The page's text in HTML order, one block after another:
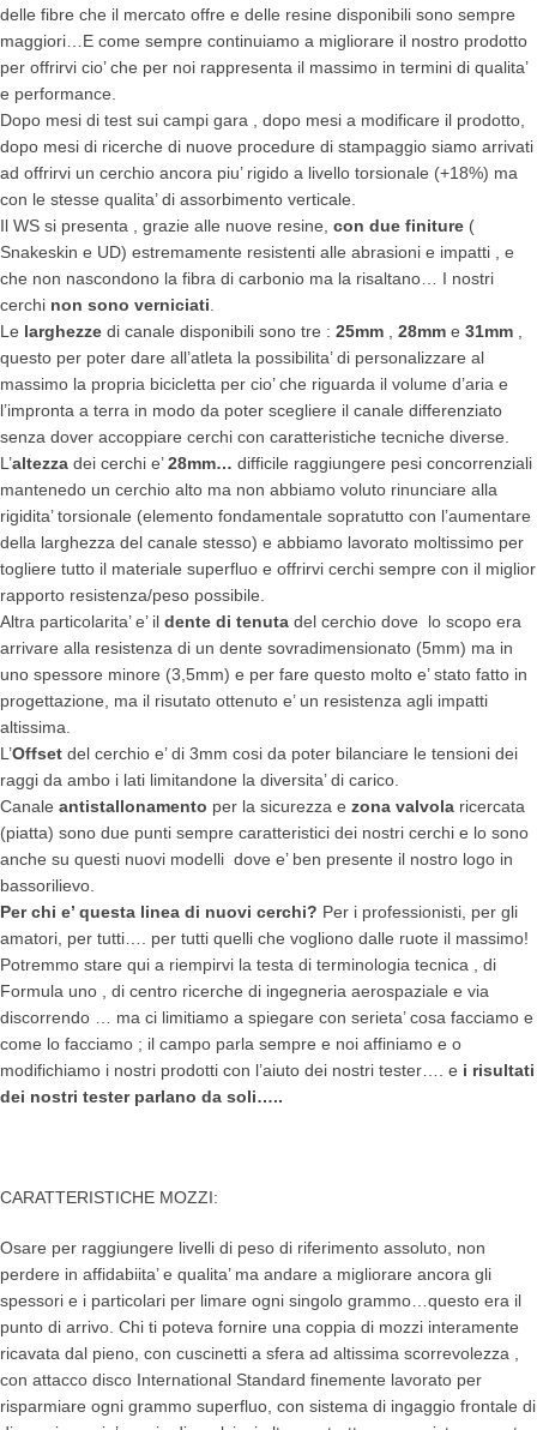
delle fibre che il mercato offre e delle resine disponibili sono sempre
maggiori…E come sempre continuiamo a migliorare il nostro prodotto
per offrirvi cio’ che per noi rappresenta il massimo in termini di qualita’
e performance.
Dopo mesi di test sui campi gara , dopo mesi a modificare il prodotto,
dopo mesi di ricerche di nuove procedure di stampaggio siamo arrivati
ad offrirvi un cerchio ancora piu’ rigido a livello torsionale (+18%) ma
con le stesse qualita’ di assorbimento verticale.
Il WS si presenta , grazie alle nuove resine, con due finiture (
Snakeskin e UD) estremamente resistenti alle abrasioni e impatti , e
che non nascondono la fibra di carbonio ma la risaltano… I nostri
cerchi non sono verniciati.
Le larghezze di canale disponibili sono tre : 25mm , 28mm e 31mm ,
questo per poter dare all’atleta la possibilita’ di personalizzare al
massimo la propria bicicletta per cio’ che riguarda il volume d’aria e
l’impronta a terra in modo da poter scegliere il canale differenziato
senza dover accoppiare cerchi con caratteristiche tecniche diverse.
L’altezza dei cerchi e’28mm… difficile raggiungere pesi concorrenziali
mantenedo un cerchio alto ma non abbiamo voluto rinunciare alla
rigidita’ torsionale (elemento fondamentale sopratutto con l’aumentare
della larghezza del canale stesso) e abbiamo lavorato moltissimo per
togliere tutto il materiale superfluo e offrirvi cerchi sempre con il miglior
rapporto resistenza/peso possibile.
Altra particolarita’ e’ il dente di tenuta del cerchio dove lo scopo era
arrivare alla resistenza di un dente sovradimensionato (5mm) ma in
uno spessore minore (3,5mm) e per fare questo molto e’ stato fatto in
progettazione, ma il risutato ottenuto e’ un resistenza agli impatti
altissima.
L’Offset del cerchio e’ di 3mm cosi da poter bilanciare le tensioni dei
raggi da ambo i lati limitandone la diversita’ di carico.
Canale antistallonamento per la sicurezza e zona valvola ricercata
(piatta) sono due punti sempre caratteristici dei nostri cerchi e lo sono
anche su questi nuovi modelli dove e’ ben presente il nostro logo in
bassorilievo.
Per chi e’ questa linea di nuovi cerchi? Per i professionisti, per gli
amatori, per tutti…. per tutti quelli che vogliono dalle ruote il massimo!
Potremmo stare qui a riempirvi la testa di terminologia tecnica , di
Formula uno , di centro ricerche di ingegneria aerospaziale e via
discorrendo … ma ci limitiamo a spiegare con serieta’ cosa facciamo e
come lo facciamo ; il campo parla sempre e noi affiniamo e o
modifichiamo i nostri prodotti con l’aiuto dei nostri tester…. e i risultati
dei nostri tester parlano da soli…..
CARATTERISTICHE MOZZI:
Osare per raggiungere livelli di peso di riferimento assoluto, non
perdere in affidabiita’ e qualita’ ma andare a migliorare ancora gli
spessori e i particolari per limare ogni singolo grammo…questo era il
punto di arrivo. Chi ti poteva fornire una coppia di mozzi interamente
ricavata dal pieno, con cuscinetti a sfera ad altissima scorrevolezza ,
con attacco disco International Standard finemente lavorato per
risparmiare ogni grammo superfluo, con sistema di ingaggio frontale di